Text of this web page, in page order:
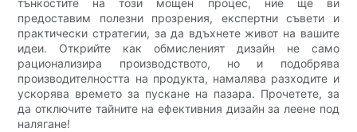
тънкостите на този мощен процес, ние ще ви
предоставим полезни прозрения, експертни съвети и
практически стратегии, за да вдъхнете живот на вашите
идеи. Открийте как обмисленият дизайн не само
рационализира производството, но и подобрява
производителността на продукта, намалява разходите и
ускорява времето за пускане на пазара. Прочетете, за
да отключите тайните на ефективния дизайн за леене под
налягане!